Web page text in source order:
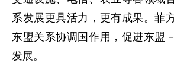
系发展更具活力，更有成果。菲
东盟关系协调国作用，促进东盟
发展。